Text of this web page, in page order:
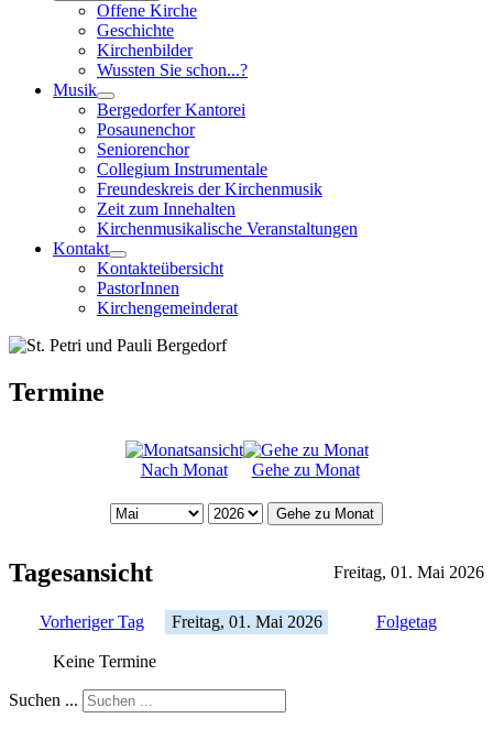
Offene Kirche
Geschichte
Kirchenbilder
Wussten Sie schon...?
Musik
Bergedorfer Kantorei
Posaunenchor
Seniorenchor
Collegium Instrumentale
Freundeskreis der Kirchenmusik
Zeit zum Innehalten
Kirchenmusikalische Veranstaltungen
Kontakt
Kontakteübersicht
PastorInnen
Kirchengemeinderat
Termine
Nach Monat Gehe zu Monat
Gehe zu Monat
Tagesansicht Freitag, 01. Mai 2026
Vorheriger Tag Freitag, 01. Mai 2026 Folgetag
Keine Termine
Suchen ...